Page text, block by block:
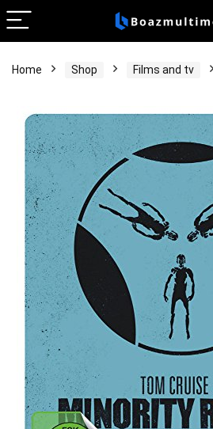
Home Shop Films and tv